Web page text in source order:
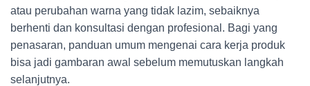
atau perubahan warna yang tidak lazim, sebaiknya
berhenti dan konsultasi dengan profesional. Bagi yang
penasaran, panduan umum mengenai cara kerja produk
bisa jadi gambaran awal sebelum memutuskan langkah
selanjutnya.